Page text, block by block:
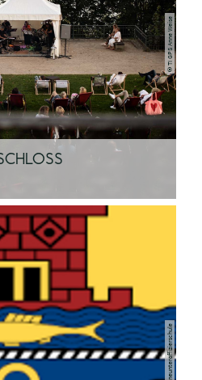
©
TI GPS Anne Weise
©Marineunteroffizierschule